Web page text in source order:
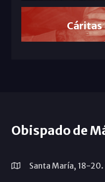
Cáritas
Obispado de
Santa María, 18-